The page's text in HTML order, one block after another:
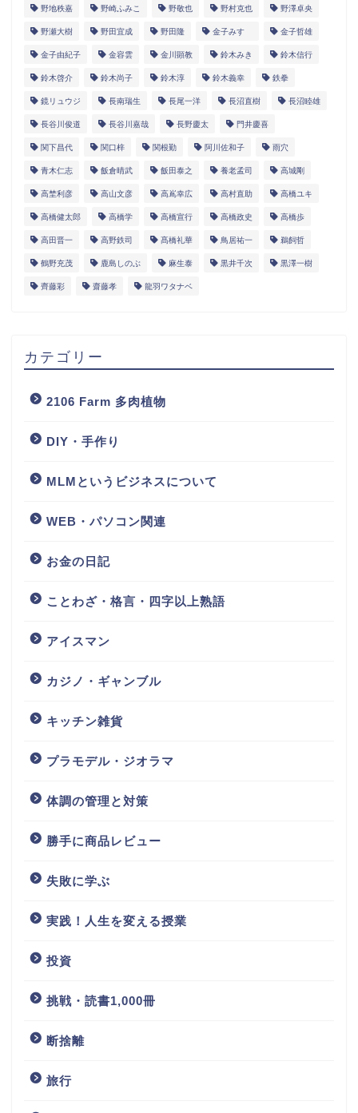
野地秩嘉 野崎ふみこ 野敬也 野村克也 野澤卓央
野瀬大樹 野田宜成 野田隆 金子みすゞ 金子哲雄
金子由紀子 金容雲 金川顕教 鈴木みき 鈴木信行
鈴木啓介 鈴木尚子 鈴木淳 鈴木義幸 鉄拳
鏡リュウジ 長南瑞生 長尾一洋 長沼直樹 長沼睦雄
長谷川俊道 長谷川嘉哉 長野慶太 門井慶喜
関下昌代 関口梓 関根勤 阿川佐和子 雨穴
青木仁志 飯倉晴武 飯田泰之 養老孟司 高城剛
高埜利彦 高山文彦 高嶌幸広 高村直助 高橋ユキ
高橋健太郎 高橋学 高橋宣行 高橋政史 高橋歩
高田晋一 高野鉄司 髙橋礼華 鳥居祐一 鵜飼哲
鶴野充茂 鹿島しのぶ 麻生泰 黒井千次 黒澤一樹
齊藤彩 齋藤孝 龍羽ワタナベ
カテゴリー
2106 Farm 多肉植物
DIY・手作り
MLMというビジネスについて
WEB・パソコン関連
お金の日記
ことわざ・格言・四字以上熟語
アイスマン
カジノ・ギャンブル
キッチン雑貨
プラモデル・ジオラマ
体調の管理と対策
勝手に商品レビュー
失敗に学ぶ
実践！人生を変える授業
投資
挑戦・読書1,000冊
断捨離
旅行